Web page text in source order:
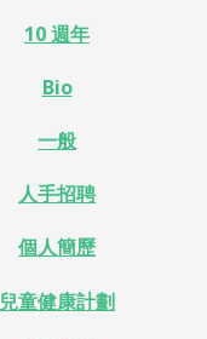
10 週年
Bio
一般
人手招聘
個人簡歷
兒童健康計劃